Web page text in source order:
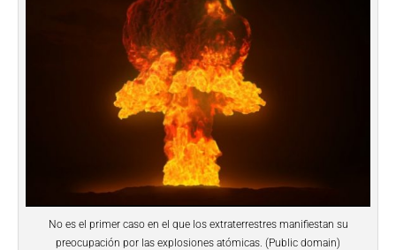
No es el primer caso en el que los extraterrestres manifiestan su
preocupación por las explosiones atómicas. (Public domain)